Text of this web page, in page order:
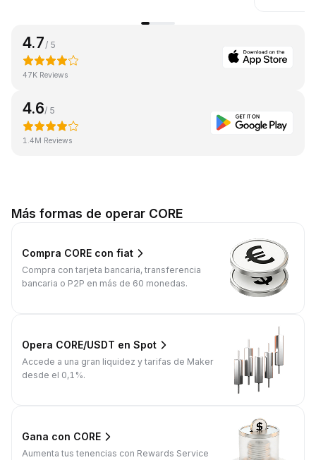
4.7 / 5
47K Reviews
4.6/ 5
1.4M Reviews
Más formas de operar CORE
Compra CORE con fiat
Compra con tarjeta bancaria, transferencia
bancaria o P2P en más de 60 monedas.
Opera CORE/USDT en Spot
Accede a una gran liquidez y tarifas de Maker
desde el 0,1%.
Gana con CORE
Aumenta tus tenencias con Rewards Service